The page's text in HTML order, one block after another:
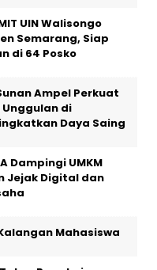
UIN Walisongo
Semarang, Siap
di 64 Posko
Ampel Perkuat
Unggulan di
Daya Saing
Dampingi UMKM
Jejak Digital dan
Mahasiswa